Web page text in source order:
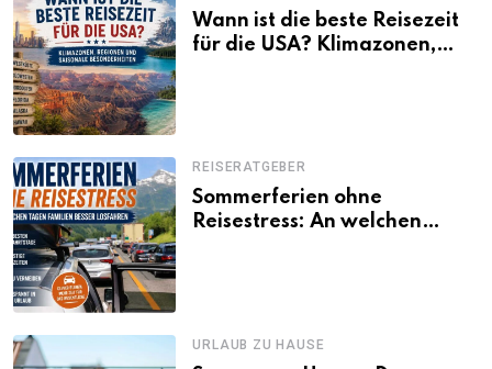
Wann ist die beste Reisezeit
für die USA? Klimazonen,
REISERATGEBER
Sommerferien ohne
Reisestress: An welchen
URLAUB ZU HAUSE